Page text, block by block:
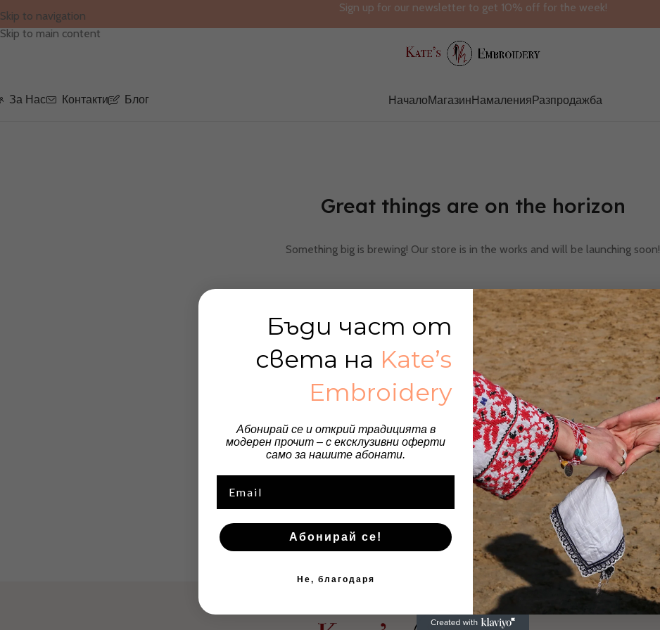
Skip to navigation
Skip to main content
Sign up for our newsletter to get 10% off for the week!
За Нас Контакти Блог НачалоМагазинНамаленияРазпродажба
Great things are on the horizon
Something big is brewing! Our store is in the works and will be launching soon!
Бъди част от
света на Kate’s
Embroidery
Абонирай се и открий традицията в
модерен прочит – с ексклузивни оферти
само за нашите абонати.
Абонирай се!
Не, благодаря